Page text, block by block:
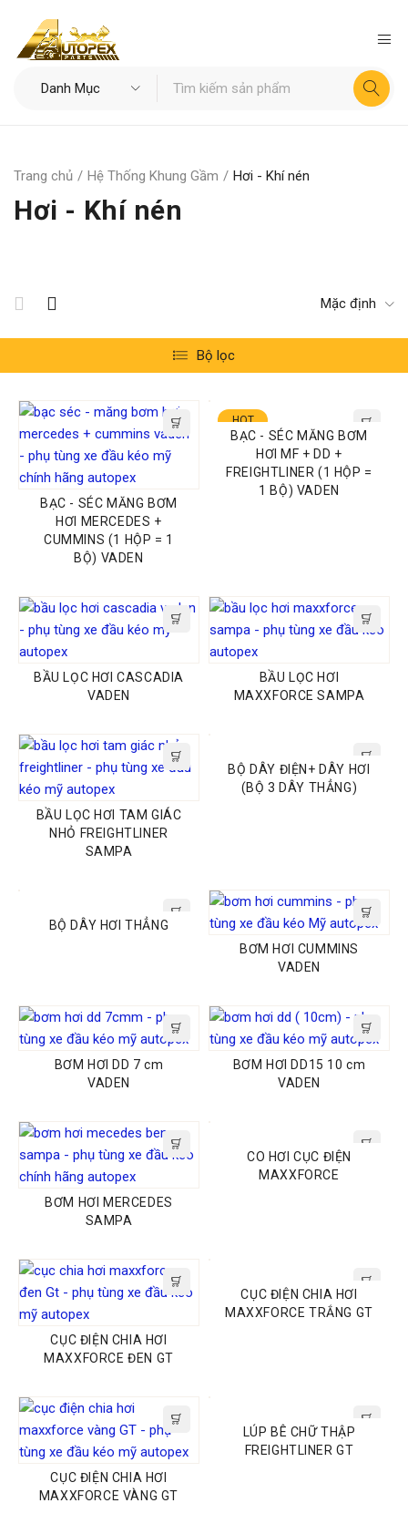
Hơi - Khí nén
Trang chủ / Hệ Thống Khung Gầm / Hơi - Khí nén
Mặc định
Bộ lọc
BẠC - SÉC MĂNG BƠM
HƠI MERCEDES +
CUMMINS (1 HỘP = 1
BỘ) VADEN
HOT
BẠC - SÉC MĂNG BƠM
HƠI MF + DD +
FREIGHTLINER (1 HỘP =
1 BỘ) VADEN
BẦU LỌC HƠI CASCADIA
VADEN
BẦU LỌC HƠI
MAXXFORCE SAMPA
BẦU LỌC HƠI TAM GIÁC
NHỎ FREIGHTLINER
SAMPA
BỘ DÂY ĐIỆN+ DÂY HƠI
(BỘ 3 DÂY THẲNG)
BỘ DÂY HƠI THẲNG
BƠM HƠI CUMMINS
VADEN
BƠM HƠI DD 7 cm
VADEN
BƠM HƠI DD15 10 cm
VADEN
BƠM HƠI MERCEDES
SAMPA
CO HƠI CỤC ĐIỆN
MAXXFORCE
CỤC ĐIỆN CHIA HƠI
MAXXFORCE ĐEN GT
CỤC ĐIỆN CHIA HƠI
MAXXFORCE TRẮNG GT
CỤC ĐIỆN CHIA HƠI
MAXXFORCE VÀNG GT
LÚP BÊ CHỮ THẬP
FREIGHTLINER GT